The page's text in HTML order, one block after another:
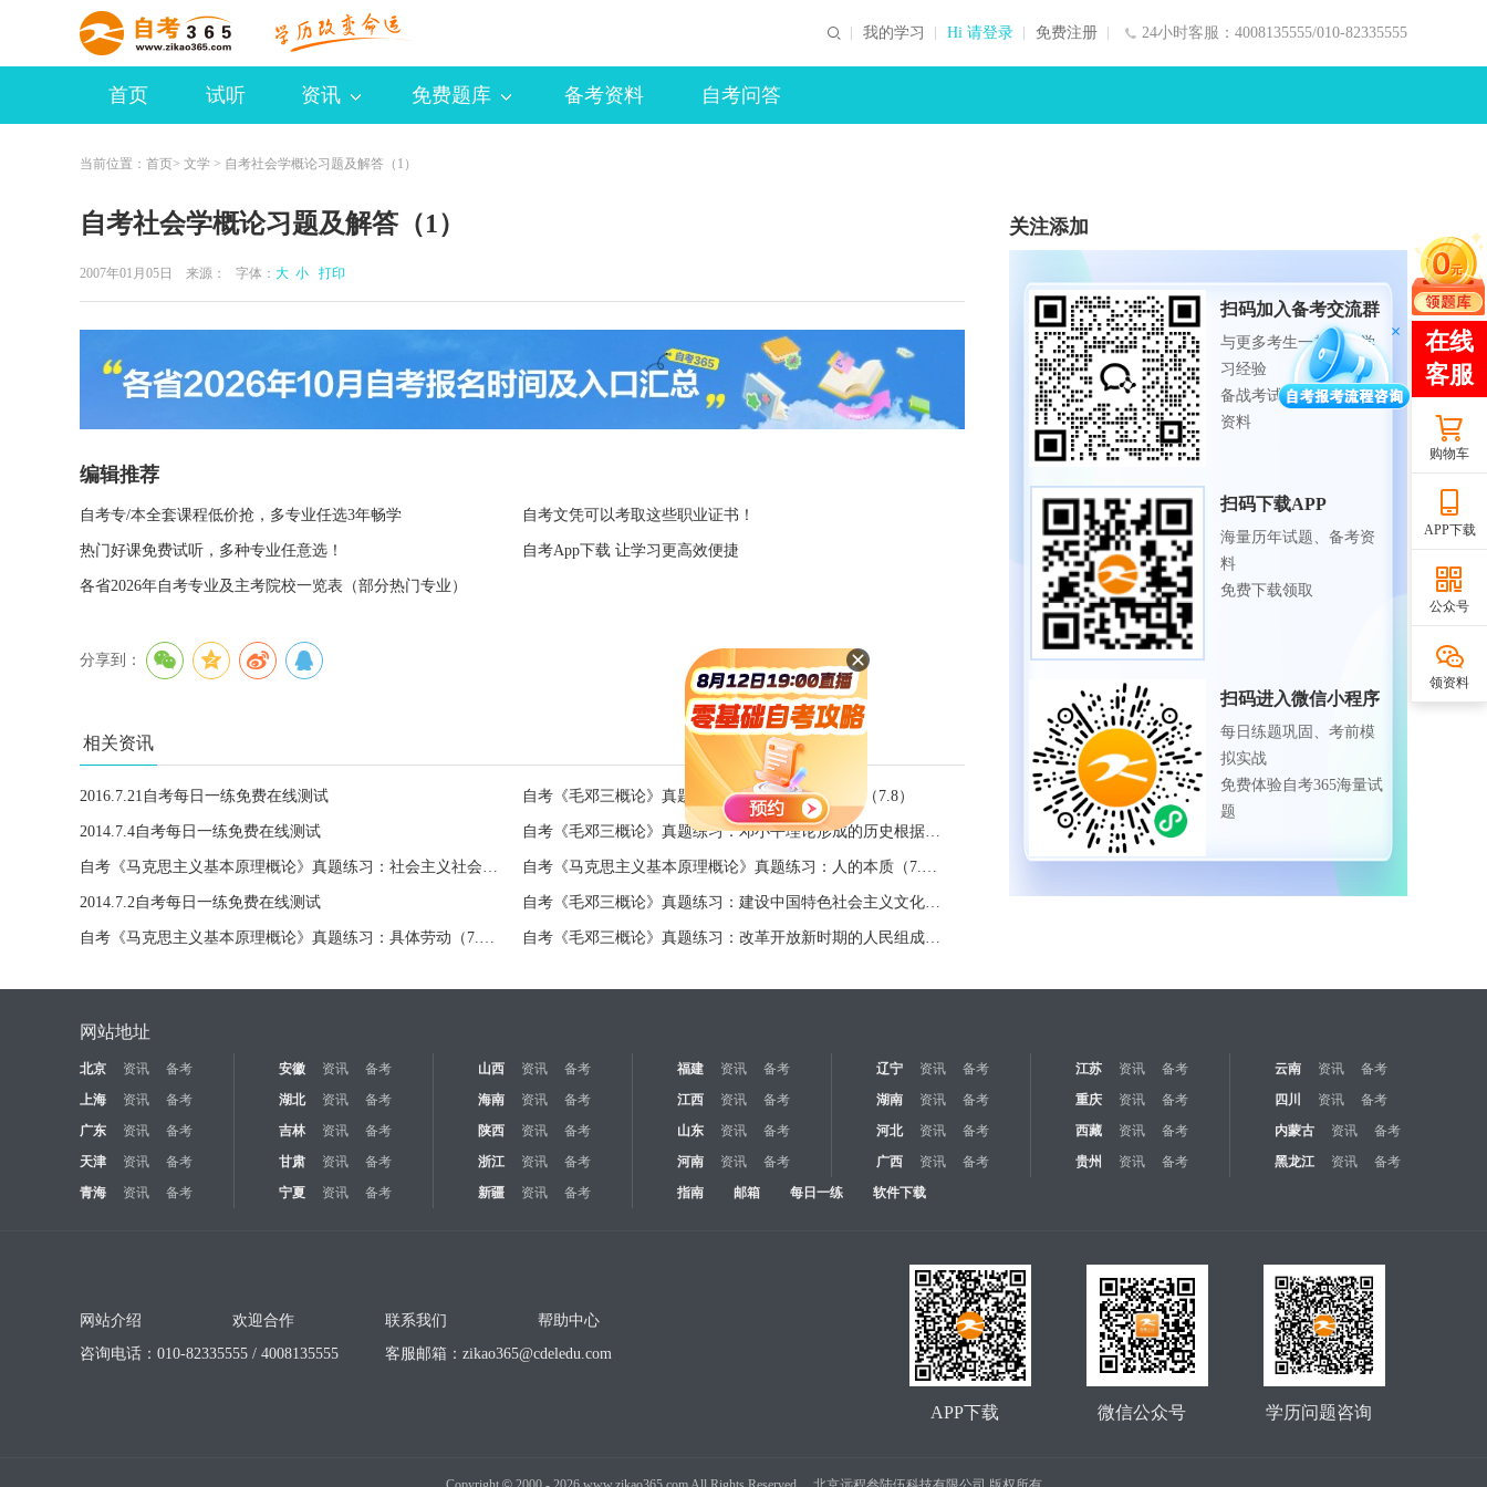
24小时客服：4008135555/010-82335555
我的学习 Hi 请登录 免费注册
首页 试听 资讯 免费题库 备考资料 自考问答
当前位置： 首页> 文学 > 自考社会学概论习题及解答（1）
自考社会学概论习题及解答（1）
2007年01月05日 来源： 字体： 大 小 打印
编辑推荐
自考专/本全套课程低价抢，多专业任选3年畅学 自考文凭可以考取这些职业证书！
热门好课免费试听，多种专业任意选！ 自考App下载 让学习更高效便捷
各省2026年自考专业及主考院校一览表（部分热门专业）
分享到：
相关资讯
2016.7.21自考每日一练免费在线测试 自考《毛邓三概论》真题练习：我国经济体制改革（7.8）
2014.7.4自考每日一练免费在线测试 自考《毛邓三概论》真题练习：邓小平理论形成的历史根据（7.4）
自考《马克思主义基本原理概论》真题练习：社会主义社会的改革（7.4） 自考《马克思主义基本原理概论》真题练习：人的本质（7.3）
2014.7.2自考每日一练免费在线测试 自考《毛邓三概论》真题练习：建设中国特色社会主义文化的目的（7.2）
自考《马克思主义基本原理概论》真题练习：具体劳动（7.2） 自考《毛邓三概论》真题练习：改革开放新时期的人民组成（7.1）
关注添加
扫码加入备考交流群
与更多考生一起交流学
习经验
备战考试，获取试题及
资料
扫码下载APP
海量历年试题、备考资
料
免费下载领取
扫码进入微信小程序
每日练题巩固、考前模
拟实战
免费体验自考365海量试
题
购物车
APP下载
公众号
领资料
网站地址
北京 资讯 备考 安徽 资讯 备考 山西 资讯 备考 福建 资讯 备考 辽宁 资讯 备考 江苏 资讯 备考 云南 资讯
备考
上海
资讯 备考 湖北 资讯 备考 海南 资讯 备考 江西 资讯 备考 湖南 资讯 备考 重庆 资讯 备考 四川 资讯
备考
广东
资讯 备考 吉林 资讯 备考 陕西 资讯 备考 山东 资讯 备考 河北 资讯 备考 西藏 资讯 备考 内蒙古 资讯
备考
天津
资讯 备考 甘肃 资讯 备考 浙江 资讯 备考 河南 资讯 备考 广西 资讯 备考 贵州 资讯 备考 黑龙江 资讯
备考
青海
资讯 备考 宁夏 资讯 备考 新疆 资讯 备考 指南 邮箱 每日一练 软件下载
网站介绍 欢迎合作 联系我们
帮助中心
咨询电话：010-82335555 / 4008135555
客服邮箱： zikao365@cdeledu.com
学历问题咨询
微信公众号
APP下载